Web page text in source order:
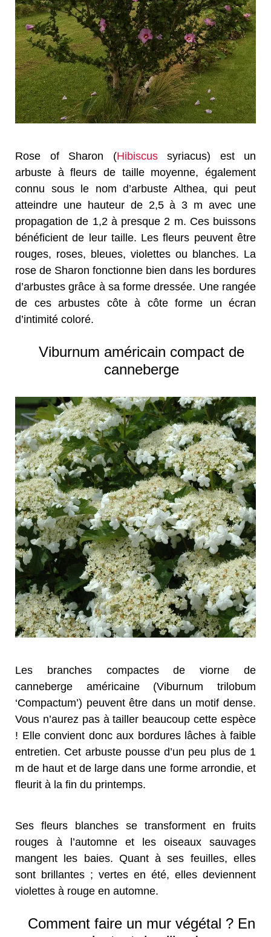
Rose of Sharon (Hibiscussyriacus) est un
arbuste à fleurs de taille moyenne, également
connu sous le nom d’arbuste Althea, qui peut
atteindre une hauteur de 2,5 à 3 m avec une
propagation de 1,2 à presque 2 m. Ces buissons
bénéficient de leur taille. Les fleurs peuvent être
rouges, roses, bleues, violettes ou blanches. La
rose de Sharon fonctionne bien dans les bordures
d’arbustes grâce à sa forme dressée. Une rangée
de ces arbustes côte à côte forme un écran
d’intimité coloré.
Viburnum américain compact de
canneberge
Les branches compactes de viorne de
canneberge américaine (Viburnum trilobum
‘Compactum’) peuvent être dans un motif dense.
Vous n’aurez pas à tailler beaucoup cette espèce
! Elle convient donc aux bordures lâches à faible
entretien. Cet arbuste pousse d’un peu plus de 1
m de haut et de large dans une forme arrondie, et
fleurit à la fin du printemps.
Ses fleurs blanches se transforment en fruits
rouges à l’automne et les oiseaux sauvages
mangent les baies. Quant à ses feuilles, elles
sont brillantes ; vertes en été, elles deviennent
violettes à rouge en automne.
Comment faire un mur végétal ? En